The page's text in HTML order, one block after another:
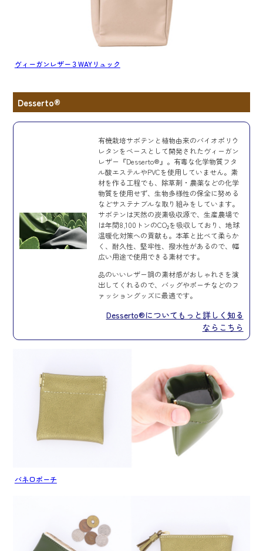
ヴィーガンレザー３WAYリュック
Desserto®
有機栽培サボテンと植物由来のバイオポリウ
レタンをベースとして開発されたヴィーガン
レザー『Desserto®』。有毒な化学物質フタ
ル酸エステルやPVCを使用していません。素
材を作る工程でも、除草剤・農薬などの化学
物質を使用せず、生物多様性の保全に努める
などサステナブルな取り組みをしています。
サボテンは天然の炭素吸収源で、生産農場で
は年間8,100トンのCO₂を吸収しており、地球
温暖化対策への貢献も。本革と比べて柔らか
く、耐久性、堅牢性、撥水性があるので、幅
広い用途で使用できる素材です。
品のいいレザー調の素材感がおしゃれさを演
出してくれるので、バッグやポーチなどのフ
ァッショングッズに最適です。
Desserto®についてもっと詳しく知る
ならこちら
バネ口ポーチ